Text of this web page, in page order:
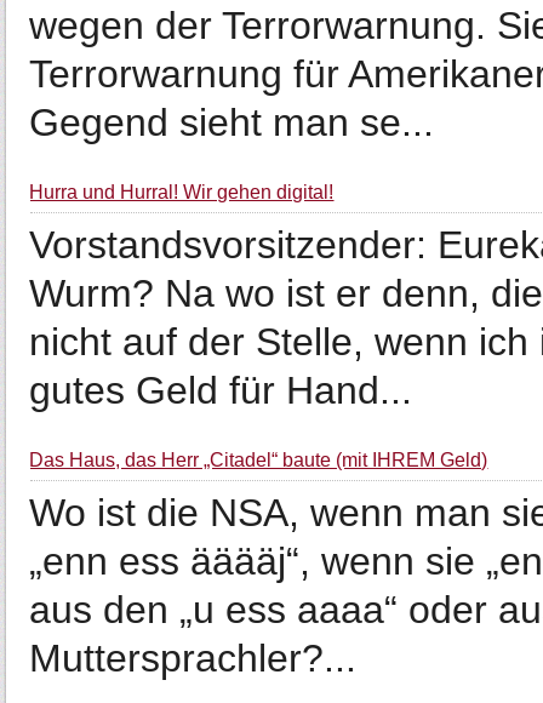
wegen der Terrorwarnung.
Terrorwarnung für
Gegend sieht man se...
Hurra und Hurral! Wir gehen digital!
Vorstandsvorsitzender:
Wurm? Na wo ist er denn,
nicht auf der Stelle, wenn
gutes Geld für Hand...
Das Haus, das Herr „Citadel“ baute (mit IHREM Geld)
Wo ist die NSA, wenn man
„enn ess ääääj“, wenn sie
aus den „u ess aaaa“ oder
Muttersprachler?...